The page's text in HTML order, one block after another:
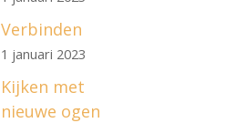
Verbinden
1 januari 2023
Kijken met
nieuwe ogen